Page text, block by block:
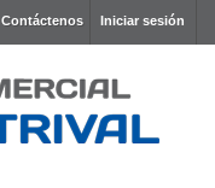
Iniciar sesión
Contáctenos